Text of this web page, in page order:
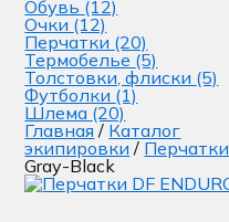
Обувь (12)
Очки (12)
Перчатки (20)
Термобелье (5)
Толстовки, флиски (5)
Футболки (1)
Шлема (20)
Главная / Каталог
экипировки / Перчатки
Gray-Black